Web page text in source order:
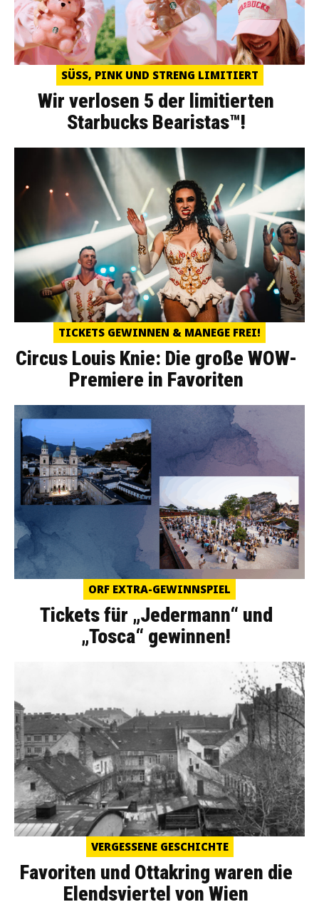
SÜSS, PINK UND STRENG LIMITIERT
Wir verlosen 5 der limitierten
Starbucks Bearistas™!
TICKETS GEWINNEN & MANEGE FREI!
Circus Louis Knie: Die große WOW-
Premiere in Favoriten
ORF EXTRA-GEWINNSPIEL
Tickets für „Jedermann“ und
„Tosca“ gewinnen!
VERGESSENE GESCHICHTE
Favoriten und Ottakring waren die
Elendsviertel von Wien